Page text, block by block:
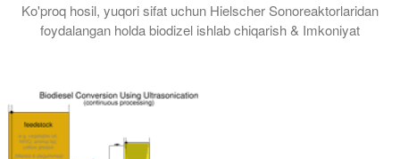
Ko'proq hosil, yuqori sifat uchun Hielscher Sonoreaktorlaridan
foydalangan holda biodizel ishlab chiqarish & Imkoniyat